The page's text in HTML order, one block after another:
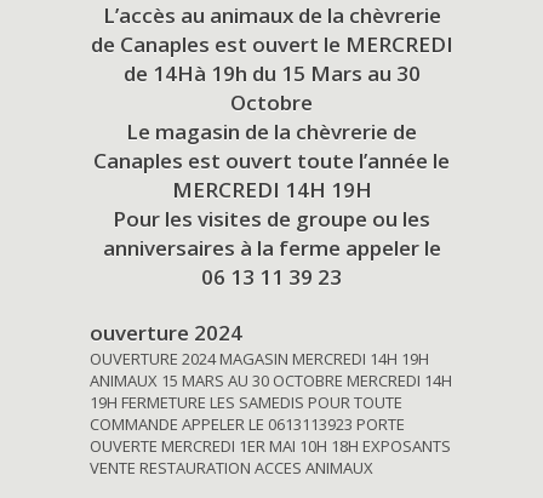
L’accès au animaux de la chèvrerie
de Canaples est ouvert le MERCREDI
de 14Hà 19h du 15 Mars au 30
Octobre
Le magasin de la chèvrerie de
Canaples est ouvert toute l’année le
MERCREDI 14H 19H
Pour les visites de groupe ou les
anniversaires à la ferme appeler le
06 13 11 39 23
ouverture 2024
OUVERTURE 2024 MAGASIN MERCREDI 14H 19H
ANIMAUX 15 MARS AU 30 OCTOBRE MERCREDI 14H
19H FERMETURE LES SAMEDIS POUR TOUTE
COMMANDE APPELER LE 0613113923 PORTE
OUVERTE MERCREDI 1ER MAI 10H 18H EXPOSANTS
VENTE RESTAURATION ACCES ANIMAUX